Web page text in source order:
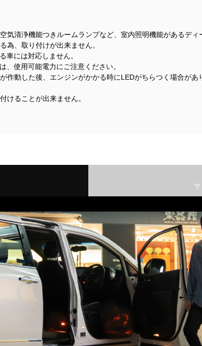
気清浄機能つきルームランプなど、室内照明機能があるデ
為、取り付けが出来ません。
車には対応しません。
使用可能電力にご注意ください。
作動した後、エンジンがかかる時にLEDがちらつく場合があ
けることが出来ません。